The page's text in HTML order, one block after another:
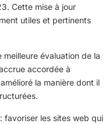
Cette mise à jour
utiles et pertinents
évaluation de la
accordée à
la manière dont il
favoriser les sites web qui